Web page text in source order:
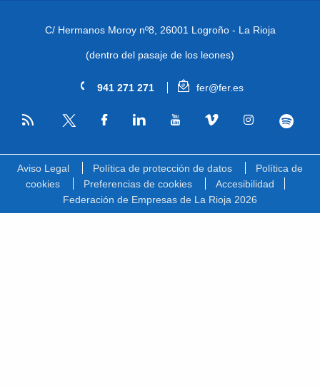
C/ Hermanos Moroy nº8, 26001 Logroño - La Rioja
(dentro del pasaje de los leones)
941 271 271 fer@fer.es
RSS
Aviso Legal Política de protección de datos
Política de
cookies
Preferencias de cookies
Accesibilidad
Federación de Empresas de La Rioja 2026